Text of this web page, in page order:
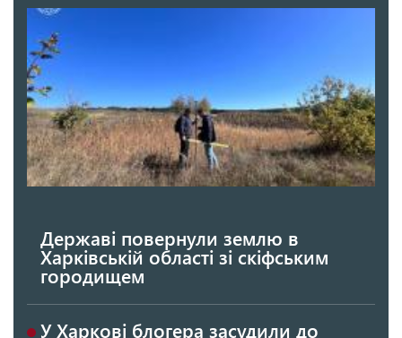
Державі повернули землю в
Харківській області зі скіфським
городищем
У Харкові блогера засудили до